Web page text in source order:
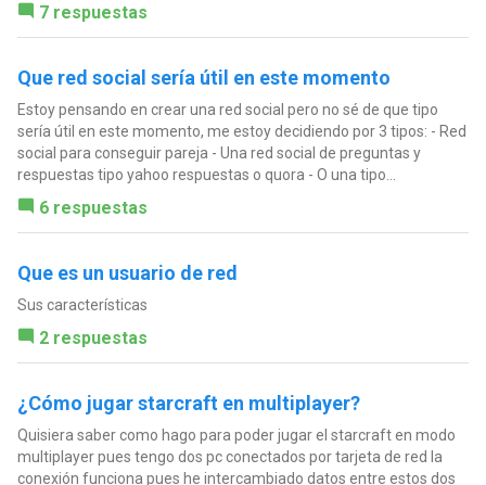
7 respuestas
Que red social sería útil en este momento
Estoy pensando en crear una red social pero no sé de que tipo
sería útil en este momento, me estoy decidiendo por 3 tipos: - Red
social para conseguir pareja - Una red social de preguntas y
respuestas tipo yahoo respuestas o quora - O una tipo...
6 respuestas
Que es un usuario de red
Sus características
2 respuestas
¿Cómo jugar starcraft en multiplayer?
Quisiera saber como hago para poder jugar el starcraft en modo
multiplayer pues tengo dos pc conectados por tarjeta de red la
conexión funciona pues he intercambiado datos entre estos dos